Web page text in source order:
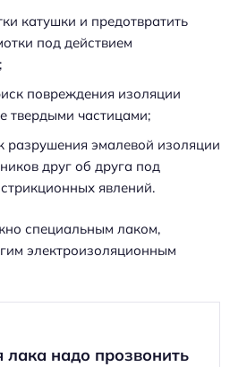
катушки и предотвратить
под действием
повреждения изоляции
твердыми частицами;
разрушения эмалевой изоляции
друг об друга под
явлений.
специальным лаком,
электроизоляционным
надо прозвонить